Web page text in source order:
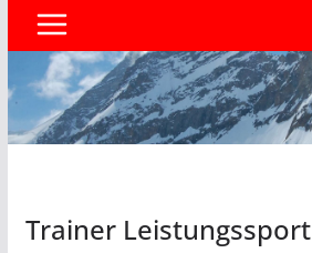
Trainer Leistungssport